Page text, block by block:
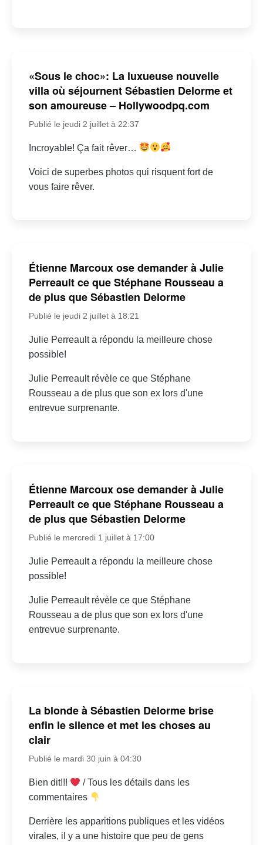
«Sous le choc»: La luxueuse nouvelle
villa où séjournent Sébastien Delorme et
son amoureuse – Hollywoodpq.com
Publié le jeudi 2 juillet à 22:37
Incroyable! Ça fait rêver…
Voici de superbes photos qui risquent fort de
vous faire rêver.
Étienne Marcoux ose demander à Julie
Perreault ce que Stéphane Rousseau a
de plus que Sébastien Delorme
Publié le jeudi 2 juillet à 18:21
Julie Perreault a répondu la meilleure chose
possible!
Julie Perreault révèle ce que Stéphane
Rousseau a de plus que son ex lors d'une
entrevue surprenante.
Étienne Marcoux ose demander à Julie
Perreault ce que Stéphane Rousseau a
de plus que Sébastien Delorme
Publié le mercredi 1 juillet à 17:00
Julie Perreault a répondu la meilleure chose
possible!
Julie Perreault révèle ce que Stéphane
Rousseau a de plus que son ex lors d'une
entrevue surprenante.
La blonde à Sébastien Delorme brise
enfin le silence et met les choses au
clair
Publié le mardi 30 juin à 04:30
Bien dit!!!
/ Tous les détails dans les
commentaires
Derrière les apparitions publiques et les vidéos
virales, il y a une histoire que peu de gens